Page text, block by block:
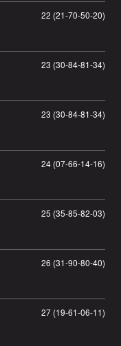
22 (21-70-50-20)
23 (30-84-81-34)
23 (30-84-81-34)
24 (07-66-14-16)
25 (35-85-82-03)
26 (31-90-80-40)
27 (19-61-06-11)